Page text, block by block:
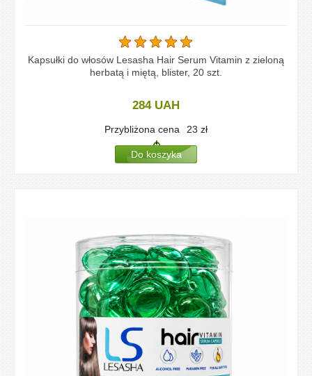
Kapsułki do włosów Lesasha Hair Serum Vitamin z zieloną
herbatą i miętą, blister, 20 szt.
284 UAH
Przybliżona cena 23 zł